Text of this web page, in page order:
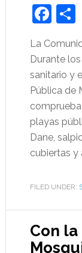
La
Durante
sanitario y
Pública de
playas
Dane,
cubiertas y
FILED UNDER:
Con